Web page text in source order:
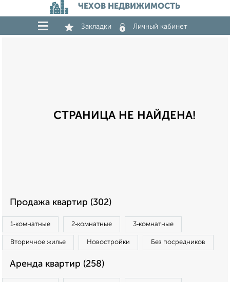
ЧЕХОВ НЕДВИЖИМОСТЬ
Закладки Личный кабинет
СТРАНИЦА НЕ НАЙДЕНА!
Продажа квартир (302)
1‑комнатные 2‑комнатные 3‑комнатные
Вторичное жилье Новостройки Без посредников
Аренда квартир (258)